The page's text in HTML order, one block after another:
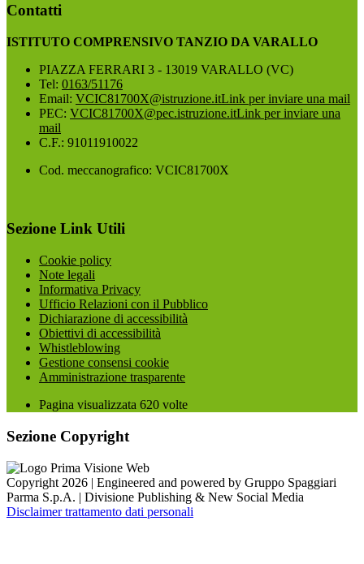
Contatti
ISTITUTO COMPRENSIVO TANZIO DA VARALLO
PIAZZA FERRARI 3 - 13019 VARALLO (VC)
Tel: 0163/51176
Email: VCIC81700X@istruzione.itLink per inviare una mail
PEC: VCIC81700X@pec.istruzione.itLink per inviare una
mail
C.F.: 91011910022
Cod. meccanografico: VCIC81700X
Sezione Link Utili
Cookie policy
Note legali
Informativa Privacy
Ufficio Relazioni con il Pubblico
Dichiarazione di accessibilità
Obiettivi di accessibilità
Whistleblowing
Gestione consensi cookie
Amministrazione trasparente
Pagina visualizzata 620 volte
Sezione Copyright
Copyright 2026 | Engineered and powered by Gruppo Spaggiari
Parma S.p.A. | Divisione Publishing & New Social Media
Disclaimer trattamento dati personali